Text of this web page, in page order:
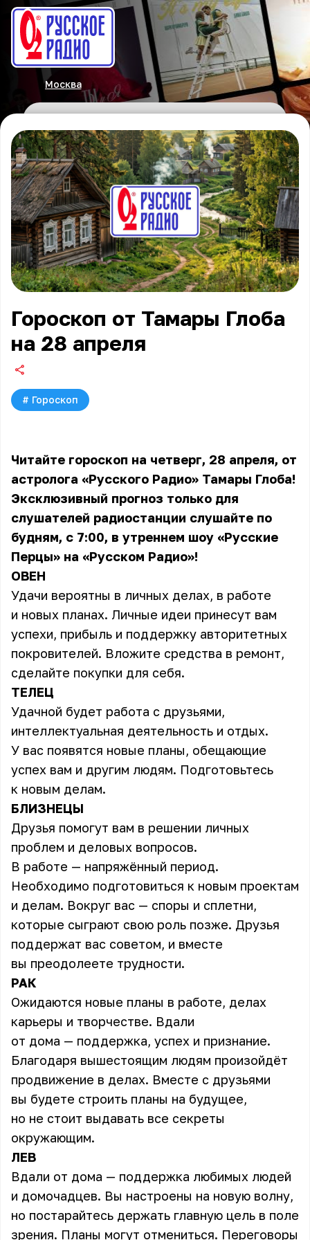
Москва
Гороскоп от Тамары Глоба
на 28 апреля
# Гороскоп
Читайте гороскоп на четверг, 28 апреля, от
астролога «Русского Радио» Тамары Глоба!
Эксклюзивный прогноз только для
слушателей радиостанции слушайте по
будням, с 7:00, в утреннем шоу «Русские
Перцы» на «Русском Радио»!
ОВЕН
Удачи вероятны в личных делах, в работе
и новых планах. Личные идеи принесут вам
успехи, прибыль и поддержку авторитетных
покровителей. Вложите средства в ремонт,
сделайте покупки для себя.
ТЕЛЕЦ
Удачной будет работа с друзьями,
интеллектуальная деятельность и отдых.
У вас появятся новые планы, обещающие
успех вам и другим людям. Подготовьтесь
к новым делам.
БЛИЗНЕЦЫ
Друзья помогут вам в решении личных
проблем и деловых вопросов.
В работе — напряжённый период.
Необходимо подготовиться к новым проектам
и делам. Вокруг вас — споры и сплетни,
которые сыграют свою роль позже. Друзья
поддержат вас советом, и вместе
вы преодолеете трудности.
РАК
Ожидаются новые планы в работе, делах
карьеры и творчестве. Вдали
от дома — поддержка, успех и признание.
Благодаря вышестоящим людям произойдёт
продвижение в делах. Вместе с друзьями
вы будете строить планы на будущее,
но не стоит выдавать все секреты
окружающим.
ЛЕВ
Вдали от дома — поддержка любимых людей
и домочадцев. Вы настроены на новую волну,
но постарайтесь держать главную цель в поле
зрения. Планы могут отмениться. Переговоры